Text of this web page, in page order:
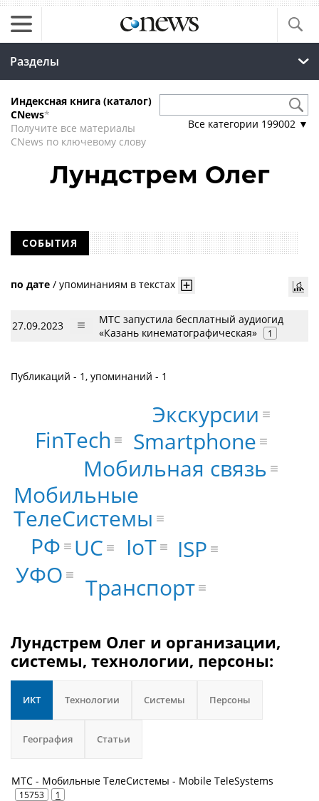
Разделы
Индексная книга (каталог)
CNews*
Получите все материалы
CNews по ключевому слову
Все категории 199002 ▼
Лундстрем Олег
СОБЫТИЯ
по дате / упоминаниям в текстах
27.09.2023
МТС запустила бесплатный аудиогид
«Казань кинематографическая»
1
Публикаций - 1, упоминаний - 1
Мобильные
ТелеСистемы
Мобильная связь
UC IoT
Smartphone
ISP
FinTech
РФ
УФО
Транспорт
Экскурсии
Лундстрем Олег и организации,
системы, технологии, персоны:
ИКТ Технологии Системы Персоны
География Статьи
МТС - Мобильные ТелеСистемы - Mobile TeleSystems
15753 1